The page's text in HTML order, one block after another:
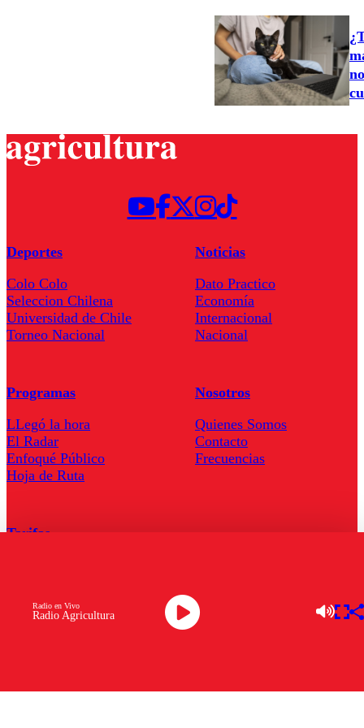
Radio Agricultura
Radio en Vivo
Deportes
Colo Colo
Seleccion Chilena
Universidad de Chile
Torneo Nacional
Noticias
Dato Practico
Economía
Internacional
Nacional
Programas
LLegó la hora
El Radar
Enfoqué Público
Hoja de Ruta
Nosotros
Quienes Somos
Contacto
Frecuencias
Tarifas
Descarga la APP